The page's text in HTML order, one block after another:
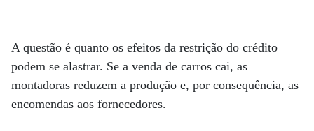
A questão é quanto os efeitos da restrição do crédito
podem se alastrar. Se a venda de carros cai, as
montadoras reduzem a produção e, por consequência, as
encomendas aos fornecedores.